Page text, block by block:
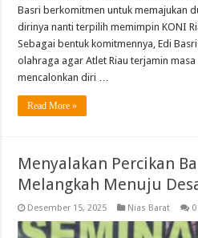
Basri berkomitmen untuk memajukan
dirinya nanti terpilih memimpin KONI
Sebagai bentuk komitmennya, Edi
olahraga agar Atlet Riau terjamin masa
mencalonkan diri …
Read More »
Menyalakan Percikan
Melangkah Menuju
Desember 15, 2025 Nias Barat 0